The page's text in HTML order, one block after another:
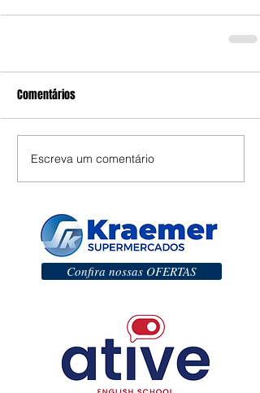
Comentários
Escreva um comentário
Confira nossas OFERTAS